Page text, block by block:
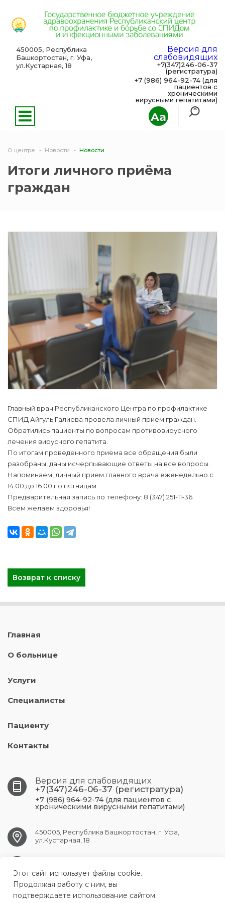
Aa
450005, Республика
Башкортостан, г. Уфа,
ул.Кустарная, 18
Версия для
слабовидящих
+7(347)246-06-37
(регистратура)
+7 (986) 964-92-74 (для
пациентов с
хроническими
вирусными гепатитами)
О центре Новости Новости
Итоги личного приёма
граждан
Главный врач Республиканского Центра по профилактике
СПИД Айгуль Галиева провела личный прием граждан.
Обратились пациенты по вопросам противовирусного
лечения вирусного гепатита.
По итогам проведенного приема все обращения были
разобраны, даны исчерпывающие ответы на все вопросы.
Напоминаем, личный прием главного врача еженедельно с
14:00 до 16:00 по пятницам.
Предварительная запись по телефону: 8 (347) 251-11-36.
Всем желаем здоровья!
Возврат к списку
Главная
О больнице
Услуги
Специалисты
Пациенту
Контакты
Версия для слабовидящих
+7(347)246-06-37 (регистратура)
+7 (986) 964-92-74 (для пациентов с
хроническими вирусными гепатитами)
450005, Республика Башкортостан, г. Уфа,
ул.Кустарная, 18
Этот сайт использует файлы cookie.
Продолжая работу с ним, вы
подтверждаете использование сайтом